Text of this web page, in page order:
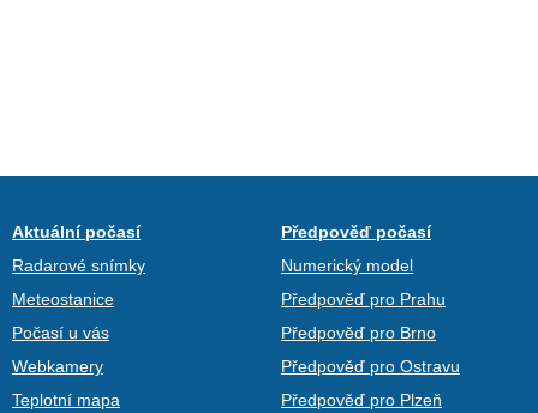
Aktuální počasí
Radarové snímky
Meteostanice
Počasí u vás
Webkamery
Teplotní mapa
Předpověď počasí
Numerický model
Předpověď pro Prahu
Předpověď pro Brno
Předpověď pro Ostravu
Předpověď pro Plzeň